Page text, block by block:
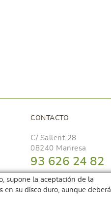
CONTACTO
C/ Sallent 28
08240 Manresa
93 626 24 82
689 48 94 10
hola@frescoop.coop
supone la aceptación de la
en su disco duro, aunque deberá